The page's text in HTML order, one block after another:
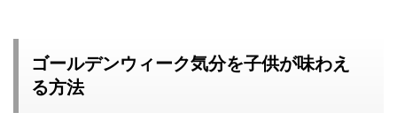
ゴールデンウィーク気分を子供が味わえ
る方法